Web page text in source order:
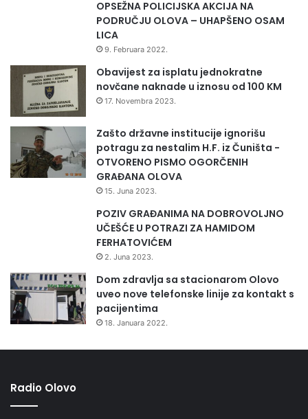
OPSEŽNA POLICIJSKA AKCIJA NA
PODRUČJU OLOVA – UHAPŠENO OSAM
LICA
9. Februara 2022.
Obavijest za isplatu jednokratne
novčane naknade u iznosu od 100 KM
17. Novembra 2023.
Zašto državne institucije ignorišu
potragu za nestalim H.F. iz Čuništa -
OTVORENO PISMO OGORČENIH
GRAĐANA OLOVA
15. Juna 2023.
POZIV GRAĐANIMA NA DOBROVOLJNO
UČEŠĆE U POTRAZI ZA HAMIDOM
FERHATOVIĆEM
2. Juna 2023.
Dom zdravlja sa stacionarom Olovo
uveo nove telefonske linije za kontakt s
pacijentima
18. Januara 2022.
Radio Olovo